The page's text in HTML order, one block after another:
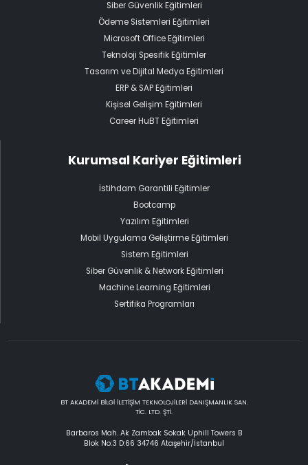
Siber Güvenlik Eğitimleri
Ödeme Sistemleri Eğitimleri
Microsoft Office Eğitimleri
Teknoloji Spesifik Eğitimler
Tasarım ve Dijital Medya Eğitimleri
ERP & SAP Eğitimleri
Kişisel Gelişim Eğitimleri
Career HuBT Eğitimleri
Kurumsal Kariyer Eğitimleri
İstihdam Garantili Eğitimler
Bootcamp
Yazılım Eğitimleri
Mobil Uygulama Geliştirme Eğitimleri
Sistem Eğitimleri
Siber Güvenlik & Network Eğitimleri
Machine Learning Eğitimleri
Sertifika Programları
BT AKADEMİ BİLGİ İLETİŞİM TEKNOLOJİLERİ DANIŞMANLIK SAN.
TİC. LTD. ŞTİ.
Barbaros Mah. Ak Zambak Sokak Uphill Towers B
Blok No:3 D:66 34746 Ataşehir/İstanbul